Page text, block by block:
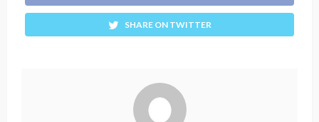
SHARE ON TWITTER